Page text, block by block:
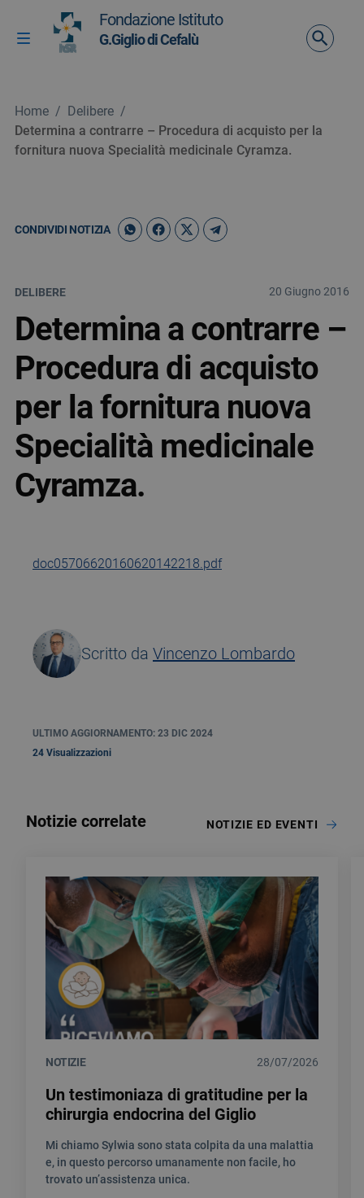
Vai ai contenuti
Vai al menu di navigazione
Vai al footer
Attiva / disattiva la navigazione
Fondazione Istituto
G.Giglio di Cefalù
Home / Delibere /
Determina a contrarre – Procedura di acquisto per la
fornitura nuova Specialità medicinale Cyramza.
CONDIVIDI NOTIZIA
DELIBERE 20 Giugno 2016
Determina a contrarre –
Procedura di acquisto
per la fornitura nuova
Specialità medicinale
Cyramza.
doc05706620160620142218.pdf
Scritto da Vincenzo Lombardo
ULTIMO AGGIORNAMENTO: 23 DIC 2024
24 Visualizzazioni
Notizie correlate NOTIZIE ED EVENTI
NOTIZIE 28/07/2026
Un testimoniaza di gratitudine per la
chirurgia endocrina del Giglio
Mi chiamo Sylwia sono stata colpita da una malattia
e, in questo percorso umanamente non facile, ho
trovato un’assistenza unica.